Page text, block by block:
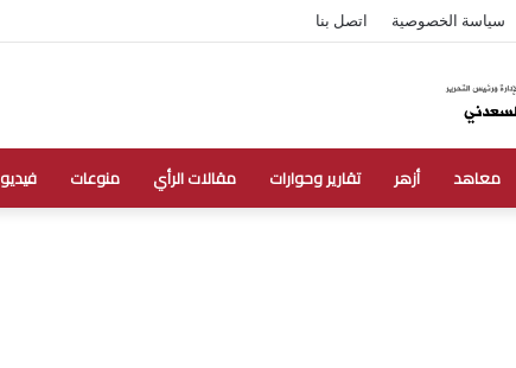
سياسة الخصوصية اتصل بنا
معاهد أزهر تقارير وحوارات مقالات الرأي منوعات فيديو